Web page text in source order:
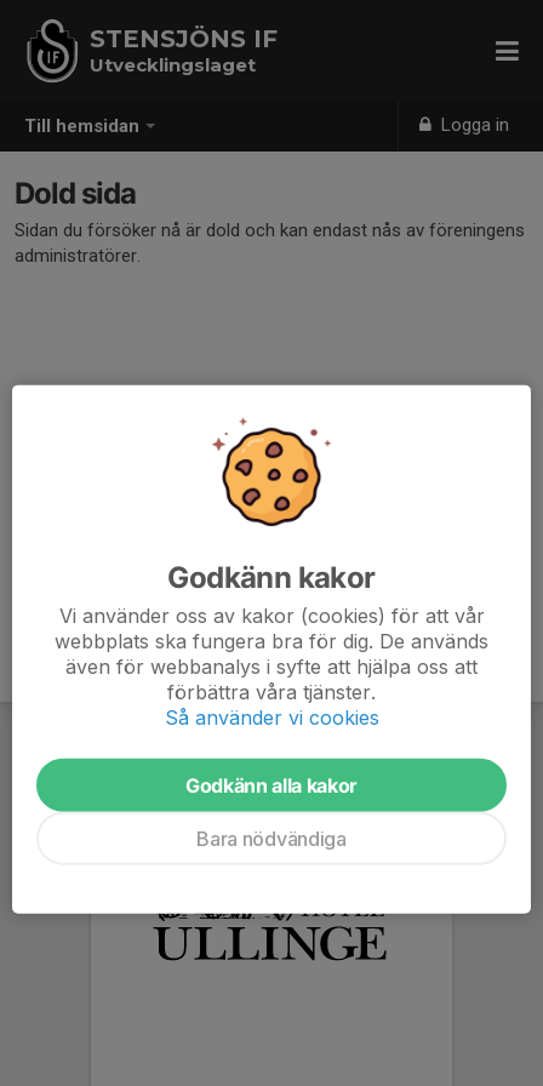
Till hemsidan Logga in
STENSJÖNS IF
Utvecklingslaget
Dold sida
Sidan du försöker nå är dold och kan endast nås av föreningens
administratörer.
Godkänn kakor
Vi använder oss av kakor (cookies) för att vår
webbplats ska fungera bra för dig. De används
även för webbanalys i syfte att hjälpa oss att
förbättra våra tjänster.
Så använder vi cookies
Godkänn alla kakor
Bara nödvändiga